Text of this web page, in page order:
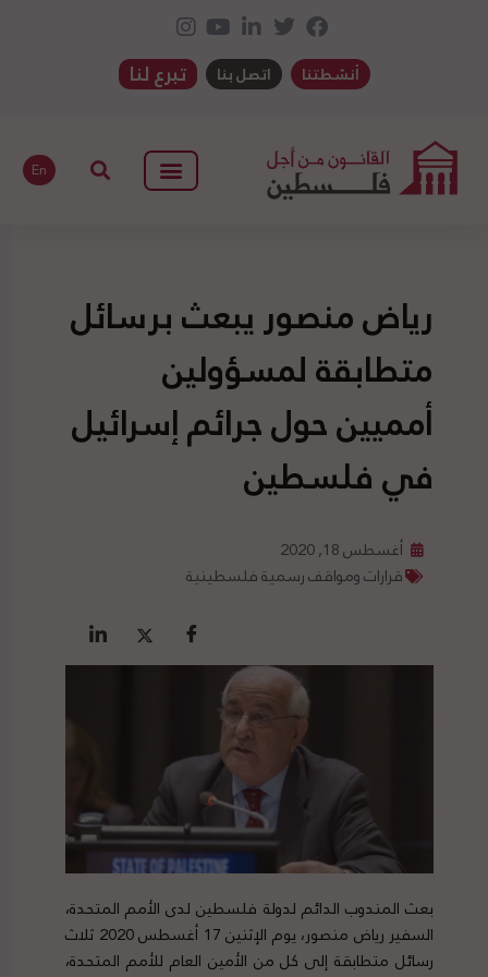
أنشطتنا اتصل بنا تبرع لنا
En
رياض منصور يبعث برسائل
متطابقة لمسؤولين
أمميين حول جرائم إسرائيل
في فلسطين
أغسطس 18, 2020
قرارات ومواقف رسمية فلسطينية
بعث المندوب الدائم لدولة فلسطين لدى الأمم المتحدة،
السفير رياض منصور، يوم الإثنين 17 أغسطس 2020 ثلاث
رسائل متطابقة إلى كل من الأمين العام للأمم المتحدة،